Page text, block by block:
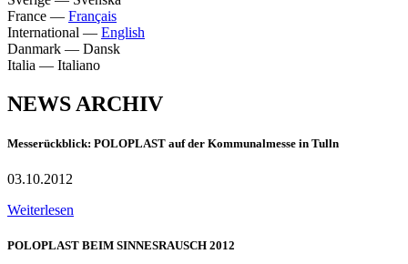
France — Français
International — English
Danmark — Dansk
Italia — Italiano
NEWS ARCHIV
Messerückblick: POLOPLAST auf der Kommunalmesse in Tulln
03.10.2012
Weiterlesen
POLOPLAST BEIM SINNESRAUSCH 2012